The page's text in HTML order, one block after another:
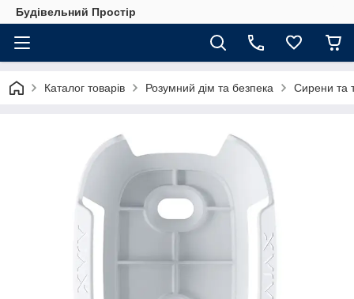
Будівельний Простір
Каталог товарів Розумний дім та безпека Сирени та